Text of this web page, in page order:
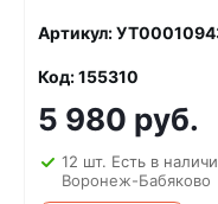
Артикул:
Код: 155310
5 980 руб.
12 шт. Есть в
Воронеж-Бабяково